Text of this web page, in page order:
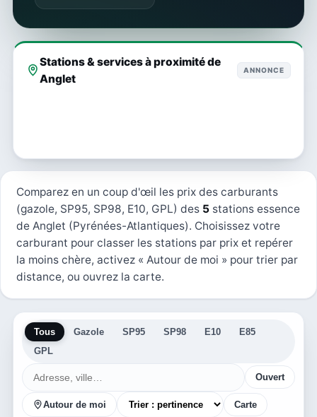
Stations & services à proximité de
Anglet
ANNONCE
Comparez en un coup d'œil les prix des carburants
(gazole, SP95, SP98, E10, GPL) des 5 stations essence
de Anglet (Pyrénées-Atlantiques). Choisissez votre
carburant pour classer les stations par prix et repérer
la moins chère, activez « Autour de moi » pour trier par
distance, ou ouvrez la carte.
Tous Gazole SP95 SP98 E10
E85
GPL
Ouvert
Autour de moi Carte